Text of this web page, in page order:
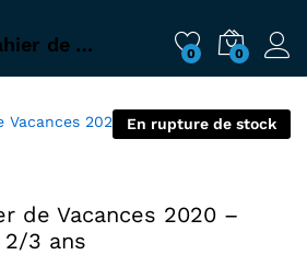
Passeport Cahier de Vacances 2020 – J’entre en PS – 2/3 ans 0 0
En rupture de stock
de Vacances 2020 –
2/3 ans